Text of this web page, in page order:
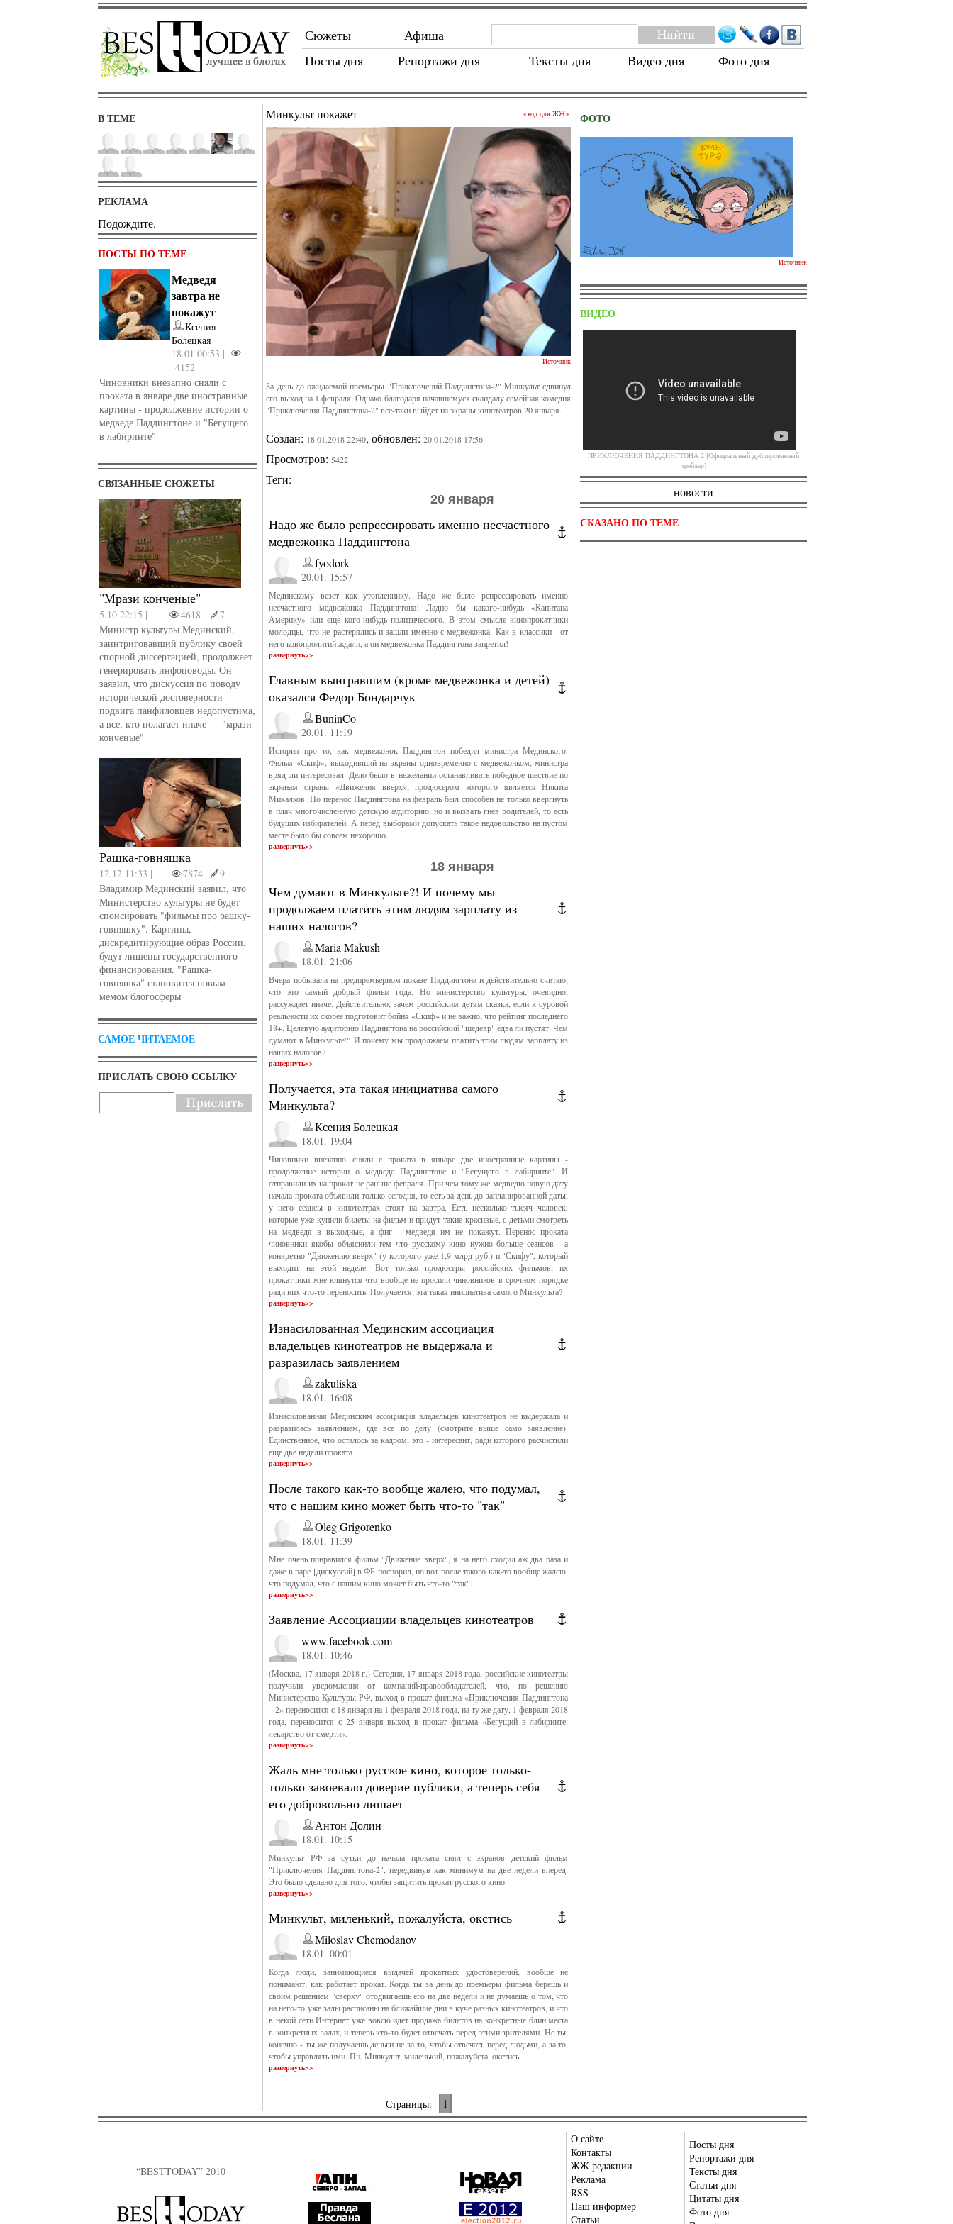
Сюжеты
Афиша
Посты дня
Репортажи дня Тексты дня Видео дня Фото дня
В ТЕМЕ
РЕКЛАМА
Подождите.
ПОСТЫ ПО ТЕМЕ
Медведя
завтра не
покажут
Ксения
Болецкая
18.01 00:53 |
4152
Чиновники внезапно сняли с
проката в январе две иностранные
картины - продолжение истории о
медведе Паддингтоне и "Бегущего
в лабиринте"
СВЯЗАННЫЕ СЮЖЕТЫ
"Мрази конченые"
5.10 22:15 | 4618
7
Министр культуры Мединский,
заинтриговавший публику своей
спорной диссертацией, продолжает
генерировать инфоповоды. Он
заявил, что дискуссия по поводу
исторической достоверности
подвига панфиловцев недопустима,
а все, кто полагает иначе — "мрази
конченые"
Рашка-говняшка
12.12 11:33 | 7874
9
Владимир Мединский заявил, что
Министерство культуры не будет
спонсировать "фильмы про рашку-
говняшку". Картины,
дискредитирующие образ России,
будут лишены государственного
финансирования. "Рашка-
говняшка" становится новым
мемом блогосферы
САМОЕ ЧИТАЕМОЕ
ПРИСЛАТЬ СВОЮ ССЫЛКУ
Минкульт покажет <код для ЖЖ>
Источник
За день до ожидаемой премьеры "Приключений Паддингтона-2" Минкульт сдвинул
его выход на 1 февраля. Однако благодаря начавшемуся скандалу семейная комедия
"Приключения Паддингтона-2" все-таки выйдет на экраны кинотеатров 20 января.
Создан: 18.01.2018 22:40, обновлен:20.01.2018 17:56
Просмотров: 5422
Теги:
20 января
Надо же было репрессировать именно несчастного
медвежонка Паддингтона
fyodork
20.01. 15:57
Мединскому везет как утопленнику. Надо же было репрессировать именно
несчастного медвежонка Паддингтона! Ладно бы какого-нибудь «Капитана
Америку» или еще кого-нибудь политического. В этом смысле кинопрокатчики
молодцы, что не растерялись и зашли именно с медвежонка. Как в классики - от
него ковопролитий ждали, а он медвежонка Паддингтона запретил!
развернуть>>
Главным выигравшим (кроме медвежонка и детей)
оказался Федор Бондарчук
BuninCo
20.01. 11:19
История про то, как медвежонок Паддингтон победил министра Мединского.
Фильм «Скиф», выходивший на экраны одновременно с медвежонком, министра
вряд ли интересовал. Дело было в нежелании останавливать победное шествие по
экранам страны «Движения вверх», продюсером которого является Никита
Михалков. Но перенос Паддингтона на февраль был способен не только ввергнуть
в плач многочисленную детскую аудиторию, но и вызвать гнев родителей, то есть
будущих избирателей. А перед выборами допускать такое недовольство на пустом
месте было бы совсем нехорошо.
развернуть>>
18 января
Чем думают в Минкульте?! И почему мы
продолжаем платить этим людям зарплату из
наших налогов?
Maria Makush
18.01. 21:06
Вчера побывала на предпремьерном показе Паддингтона и действительно считаю,
что это самый добрый фильм года. Но министерство культуры, очевидно,
рассуждает иначе. Действительно, зачем российским детям сказка, если к суровой
реальности их скорее подготовит бойня «Скиф» и не важно, что рейтинг последнего
18+. Целевую аудиторию Паддингтона на российский "шедевр" едва ли пустят. Чем
думают в Минкульте?! И почему мы продолжаем платить этим людям зарплату из
наших налогов?
развернуть>>
Получается, эта такая инициатива самого
Минкульта?
Ксения Болецкая
18.01. 19:04
Чиновники внезапно сняли с проката в январе две иностранные картины -
продолжение истории о медведе Паддингтоне и "Бегущего в лабиринте". И
отправили их на прокат не раньше февраля. При чем тому же медведю новую дату
начала проката объявили только сегодня, то есть за день до запланированной даты,
у него сеансы в кинотеатрах стоят на завтра. Есть несколько тысяч человек,
которые уже купили билеты на фильм и придут такие красивые, с детьми смотреть
на медведя в выходные, а фиг - медведя им не покажут. Перенос проката
чиновники якобы объяснили тем что русскому кино нужно больше сеансов - а
конкретно "Движению вверх" (у которого уже 1,9 млрд руб.) и "Скифу", который
выходит на этой неделе. Вот только продюсеры российских фильмов, их
прокатчики мне клянутся что вообще не просили чиновников в срочном порядке
ради них что-то переносить. Получается, эта такая инициатива самого Минкульта?
развернуть>>
Изнасилованная Мединским ассоциация
владельцев кинотеатров не выдержала и
разразилась заявлением
zakuliska
18.01. 16:08
Изнасилованная Мединским ассоциация владельцев кинотеатров не выдержала и
разразилась заявлением, где все по делу (смотрите выше само заявление).
Единственное, что осталось за кадром, это - интересант, ради которого расчистили
ещё две недели проката.
развернуть>>
После такого как-то вообще жалею, что подумал,
что с нашим кино может быть что-то "так"
Oleg Grigorenko
18.01. 11:39
Мне очень понравился фильм "Движение вверх", я на него сходил аж два раза и
даже в паре [дискуссий] в ФБ поспорил, но вот после такого как-то вообще жалею,
что подумал, что с нашим кино может быть что-то "так".
развернуть>>
Заявление Ассоциации владельцев кинотеатров
www.facebook.com
18.01. 10:46
(Москва, 17 января 2018 г.) Сегодня, 17 января 2018 года, российские кинотеатры
получили уведомления от компаний-правообладателей, что, по решению
Министерства Культуры РФ, выход в прокат фильма «Приключения Паддингтона
– 2» переносится с 18 января на 1 февраля 2018 года, на ту же дату, 1 февраля 2018
года, переносится с 25 января выход в прокат фильма «Бегущий в лабиринте:
лекарство от смерти».
развернуть>>
Жаль мне только русское кино, которое только-
только завоевало доверие публики, а теперь себя
его добровольно лишает
Антон Долин
18.01. 10:15
Минкульт РФ за сутки до начала проката снял с экранов детский фильм
"Приключения Паддингтона-2", передвинув как минимум на две недели вперед.
Это было сделано для того, чтобы защитить прокат русского кино.
развернуть>>
Минкульт, миленький, пожалуйста, окстись
Miloslav Chemodanov
18.01. 00:01
Когда люди, занимающиеся выдачей прокатных удостоверений, вообще не
понимают, как работает прокат. Когда ты за день до премьеры фильма берешь и
своим решением "сверху" отодвигаешь его на две недели и не думаешь о том, что
на него-то уже залы расписаны на ближайшие дни в куче разных кинотеатров, и что
в некой сети Интернет уже вовсю идет продажа билетов на конкретные блин места
в конкретных залах, и теперь кто-то будет отвечать перед этими зрителями. Не ты,
конечно - ты же получаешь деньги не за то, чтобы отвечать перед людьми, а за то,
чтобы управлять ими. Пц. Минкульт, миленький, пожалуйста, окстись.
развернуть>>
Страницы: 1
ФОТО
Источник
ВИДЕО
ПРИКЛЮЧЕНИЯ ПАДДИНГТОНА 2 [Официальный дублированный
трейлер]
новости
СКАЗАНО ПО ТЕМЕ
“BESTTODAY” 2010
О сайте
Контакты
ЖЖ редакции
Реклама
RSS
Наш информер
Статьи
Посты дня
Репортажи дня
Тексты дня
Статьи дня
Цитаты дня
Фото дня